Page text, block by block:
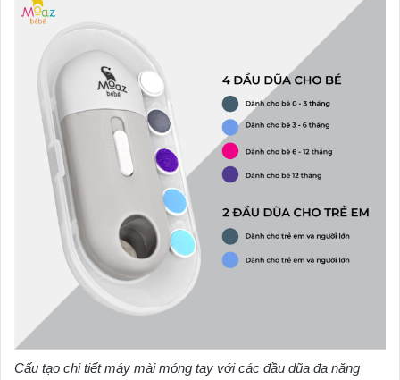
Cấu tạo chi tiết máy mài móng tay với các đầu dũa đa năng